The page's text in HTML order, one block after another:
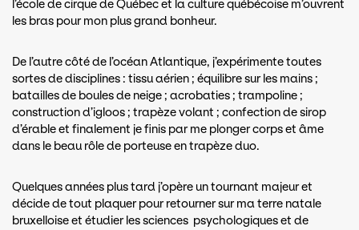
l’école de cirque de Québec et la culture québécoise m’ouvrent
les bras pour mon plus grand bonheur.
De l’autre côté de l’océan Atlantique, j’expérimente toutes
sortes de disciplines : tissu aérien ; équilibre sur les mains ;
batailles de boules de neige ; acrobaties ; trampoline ;
construction d’igloos ; trapèze volant ; confection de sirop
d’érable et finalement je finis par me plonger corps et âme
dans le beau rôle de porteuse en trapèze duo.
Quelques années plus tard j’opère un tournant majeur et
décide de tout plaquer pour retourner sur ma terre natale
bruxelloise et étudier les sciences psychologiques et de